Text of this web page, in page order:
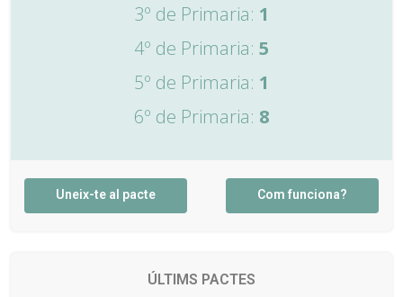
3º de Primaria: 1
4º de Primaria: 5
5º de Primaria: 1
6º de Primaria: 8
Uneix-te al pacte Com funciona?
ÚLTIMS PACTES